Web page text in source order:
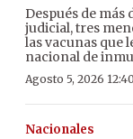
Después de más
judicial, tres
las vacunas que
nacional de
Agosto 5, 2026
Nacionales